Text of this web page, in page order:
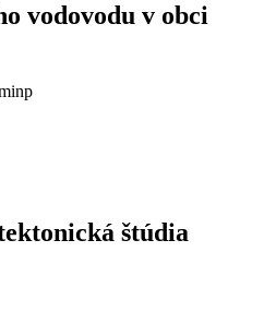
vodovodu v obci
štúdia